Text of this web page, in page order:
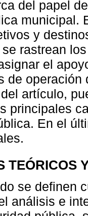
del papel
municipal.
y
rastrean
el
de
artículo,
principales
En el
TEÓRICOS
se definen
análisis e